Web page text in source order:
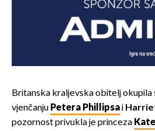
Britanska kraljevska obitelj okupila
vjenčanju Petera Phillipsai
pozornost privukla je princeza